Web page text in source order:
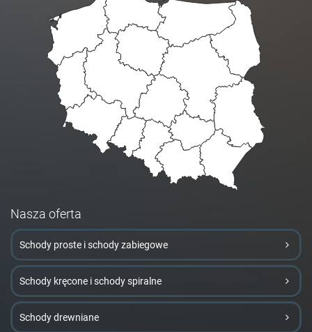
Nasza oferta
Schody proste i schody zabiegowe
Schody kręcone i schody spiralne
Schody drewniane